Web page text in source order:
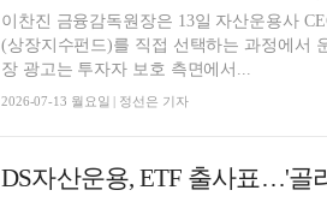
이찬진 금융감독원장은 13일 자산운용사
(상장지수펀드)를 직접 선택하는 과정에서
장 광고는 투자자 보호 측면에서...
2026-07-13 월요일 | 정선은 기자